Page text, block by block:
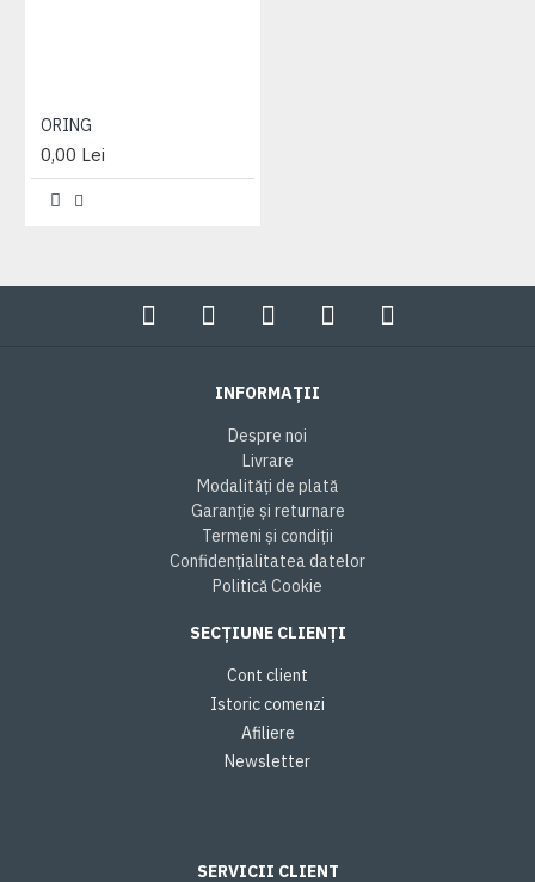
ORING
0,00 Lei
INFORMAȚII
Despre noi
Livrare
Modalități de plată
Garanție și returnare
Termeni și condiții
Confidențialitatea datelor
Politică Cookie
SECȚIUNE CLIENȚI
Cont client
Istoric comenzi
Afiliere
Newsletter
SERVICII CLIENT